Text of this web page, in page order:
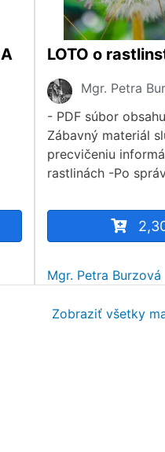
LOTO o
Mgr. Petra
- PDF súbor
Zábavný materiál
precvičeniu
rastlinách -Po
Mgr. Petra Burzová
Zobraziť všetky